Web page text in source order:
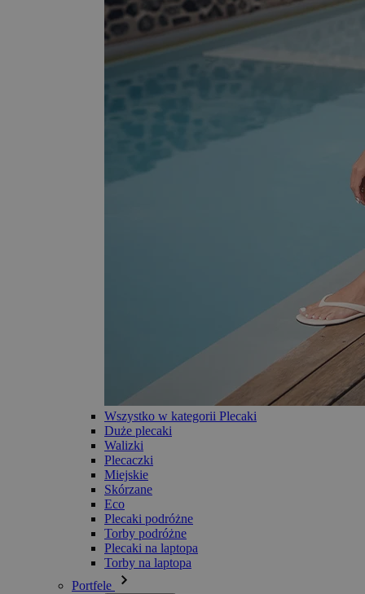
Wszystko w kategorii Plecaki
Duże plecaki
Walizki
Plecaczki
Miejskie
Skórzane
Eco
Plecaki podróżne
Torby podróżne
Plecaki na laptopa
Torby na laptopa
Portfele